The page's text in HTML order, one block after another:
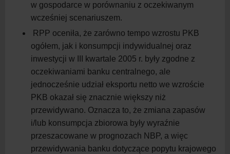
w gospodarce w porównaniu z oczekiwanym
wcześniej scenariuszem.
RPP oceniła, że zarówno tempo wzrostu PKB
ogółem, jak i konsumpcji indywidualnej oraz
inwestycji w III kwartale 2005 r. były zgodne z
oczekiwaniami banku centralnego, ale
jednocześnie udział eksportu netto we wzroście
PKB okazał się znacznie większy niż
przewidywano. Oznacza to, że zmiana zapasów
i/lub konsumpcja zbiorowa były wyraźnie
przeszacowane w prognozach NBP, a więc
przewidywania banku dotyczące popytu krajowego